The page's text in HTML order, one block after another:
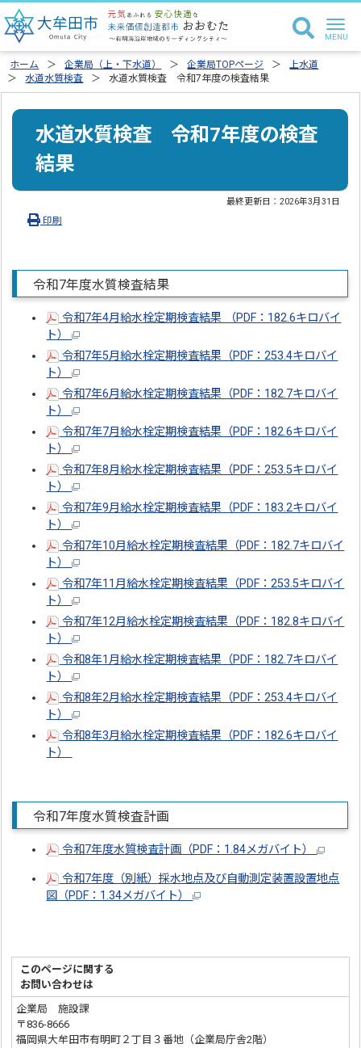
ホーム 企業局（上・下水道） 企業局TOPページ
上水道
水道水質検査
水道水質検査 令和7年度の検査結果
水道水質検査 令和7年度の検査
結果
最終更新日：2026年3月31日
印刷
令和7年度水質検査結果
令和7年4月給水栓定期検査結果 （PDF：182.6キロバイ
ト）
令和7年5月給水栓定期検査結果（PDF：253.4キロバイ
ト）
令和7年6月給水栓定期検査結果（PDF：182.7キロバイ
ト）
令和7年7月給水栓定期検査結果（PDF：182.6キロバイ
ト）
令和7年8月給水栓定期検査結果（PDF：253.5キロバイ
ト）
令和7年9月給水栓定期検査結果（PDF：183.2キロバイ
ト）
令和7年10月給水栓定期検査結果（PDF：182.7キロバイ
ト）
令和7年11月給水栓定期検査結果（PDF：253.5キロバイ
ト）
令和7年12月給水栓定期検査結果（PDF：182.8キロバイ
ト）
令和8年1月給水栓定期検査結果（PDF：182.7キロバイ
ト）
令和8年2月給水栓定期検査結果（PDF：253.4キロバイ
ト）
令和8年3月給水栓定期検査結果（PDF：182.6キロバイ
ト）
令和7年度水質検査計画
令和7年度水質検査計画（PDF：1.84メガバイト）
令和7年度（別紙）採水地点及び自動測定装置設置地点
図（PDF：1.34メガバイト）
このページに関する
お問い合わせは
企業局 施設課
〒836-8666
福岡県大牟田市有明町２丁目３番地（企業局庁舎2階）